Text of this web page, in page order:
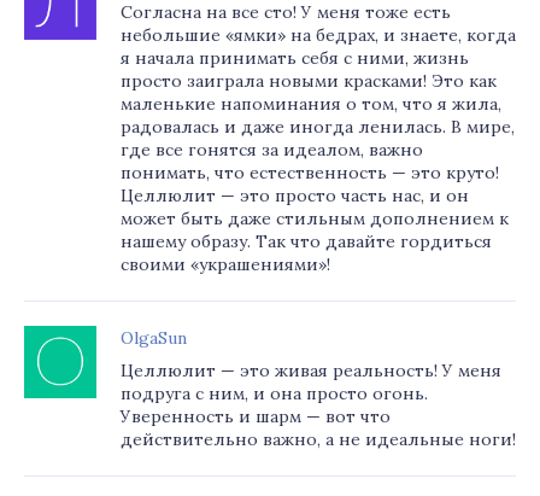
Согласна на все сто! У меня тоже есть
небольшие «ямки» на бедрах, и знаете, когда
я начала принимать себя с ними, жизнь
просто заиграла новыми красками! Это как
маленькие напоминания о том, что я жила,
радовалась и даже иногда ленилась. В мире,
где все гонятся за идеалом, важно
понимать, что естественность — это круто!
Целлюлит — это просто часть нас, и он
может быть даже стильным дополнением к
нашему образу. Так что давайте гордиться
своими «украшениями»!
OlgaSun
Целлюлит — это живая реальность! У меня
подруга с ним, и она просто огонь.
Уверенность и шарм — вот что
действительно важно, а не идеальные ноги!